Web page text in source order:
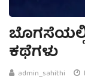
ಬೊಗಸೆಯಲ್ಲಿ
ಕಥೆಗಳು
admin_sahithi